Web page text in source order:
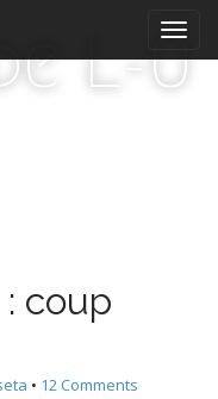
L-O
coup
• 12 Comments